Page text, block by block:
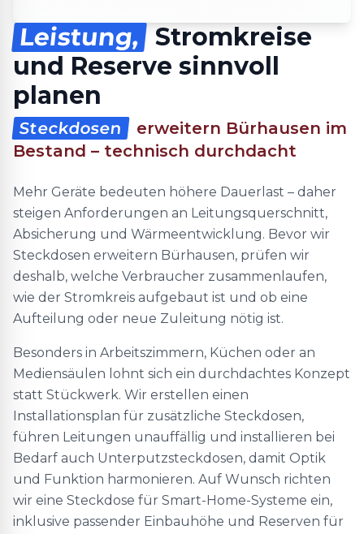
Leistung, Stromkreise
und Reserve sinnvoll
planen
Steckdosen
erweitern Bürhausen im
Bestand – technisch durchdacht
Mehr Geräte bedeuten höhere Dauerlast – daher
steigen Anforderungen an Leitungsquerschnitt,
Absicherung und Wärmeentwicklung. Bevor wir
Steckdosen erweitern Bürhausen, prüfen wir
deshalb, welche Verbraucher zusammenlaufen,
wie der Stromkreis aufgebaut ist und ob eine
Aufteilung oder neue Zuleitung nötig ist.
Besonders in Arbeitszimmern, Küchen oder an
Mediensäulen lohnt sich ein durchdachtes Konzept
statt Stückwerk. Wir erstellen einen
Installationsplan für zusätzliche Steckdosen,
führen Leitungen unauffällig und installieren bei
Bedarf auch Unterputzsteckdosen, damit Optik
und Funktion harmonieren. Auf Wunsch richten
wir eine Steckdose für Smart-Home-Systeme ein,
inklusive passender Einbauhöhe und Reserven für